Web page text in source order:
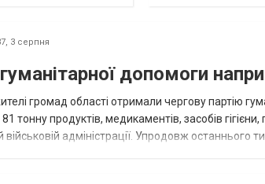
3 серпня
допомоги
громад області отримали чергову партію
тонну продуктів, медикаментів, засобів
військовій адміністрації. Упродовж